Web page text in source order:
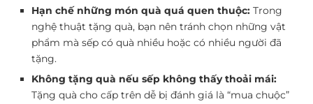
Hạn chế những món quà quá quen thuộc: Trong
nghệ thuật tặng quà, bạn nên tránh chọn những vật
phẩm mà sếp có quà nhiều hoặc có nhiều người đã
tặng.
Không tặng quà nếu sếp không thấy thoải mái:
Tặng quà cho cấp trên dễ bị đánh giá là “mua chuộc”